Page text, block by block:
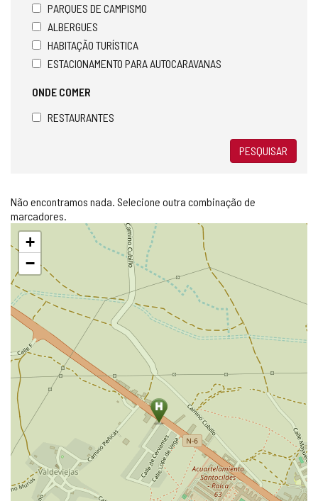
PARQUES DE CAMPISMO
ALBERGUES
HABITAÇÃO TURÍSTICA
ESTACIONAMENTO PARA AUTOCARAVANAS
ONDE COMER
RESTAURANTES
PESQUISAR
Não encontramos nada. Selecione outra combinação de
marcadores.
Pular
mapa
+
−